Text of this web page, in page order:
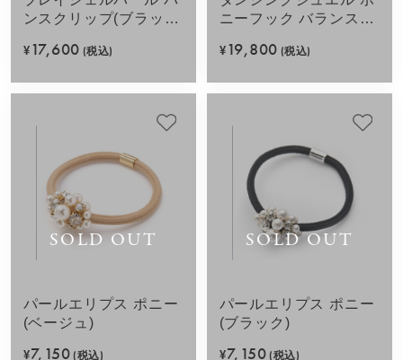
ンスクリップ(ブラッ
¥ 17,600 (税込)
ニーフック バランスパ
¥ 19,800 (税込)
SOLD OUT
パールエリプス ポニー
(ベージュ)
¥7,150 (税込)
SOLD OUT
パールエリプス ポニー
(ブラック)
¥7,150 (税込)